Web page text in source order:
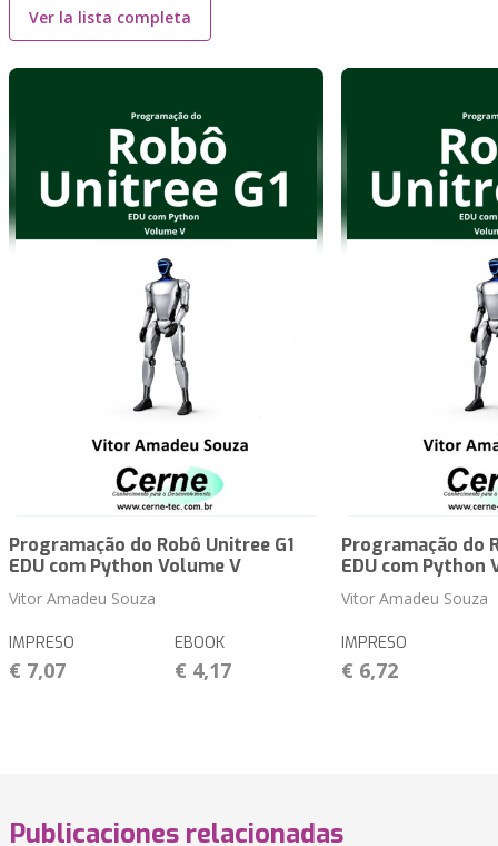
Ver la lista completa
Programação do Robô Unitree G1
EDU com Python Volume V
Vitor Amadeu Souza
IMPRESO
€ 7,07
EBOOK
€ 4,17
Programação do
EDU com Python
Vitor Amadeu Souza
IMPRESO
€ 6,72
Publicaciones relacionadas